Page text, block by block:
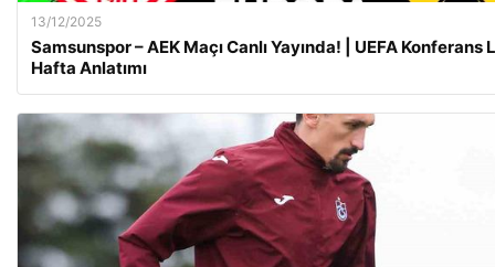
13/12/2025
Samsunspor – AEK Maçı Canlı Yayında! | UEFA Konferans
Hafta Anlatımı